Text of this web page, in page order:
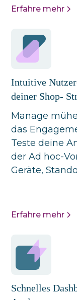
Erfahre mehr
Intuitive
deiner Shop-
Manage
das
Teste deine
der Ad hoc-
Geräte,
Erfahre mehr
Schnelles